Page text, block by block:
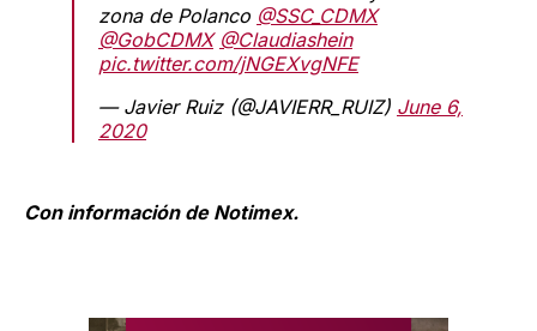
zona de Polanco @SSC_CDMX
@GobCDMX @Claudiashein
pic.twitter.com/jNGEXvgNFE
— Javier Ruiz (@JAVIERR_RUIZ) June 6,
2020
Con información de Notimex.